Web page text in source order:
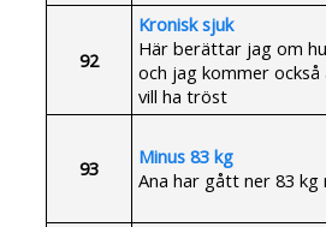
92
Kronisk sjuk
Här berättar jag om
och jag kommer
vill ha tröst
93
Minus 83 kg
Ana har gått ner 83